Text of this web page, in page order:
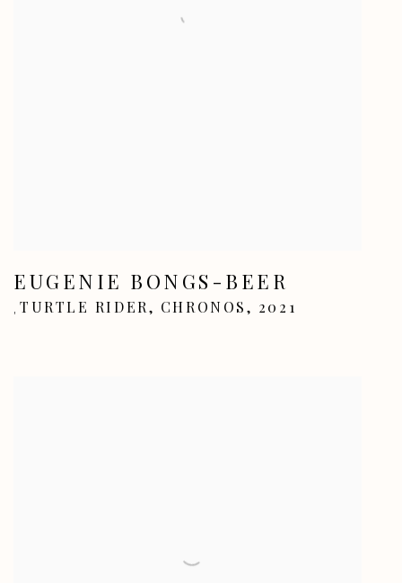
EUGENIE BONGS-BEER
, TURTLE RIDER, CHRONOS, 2021